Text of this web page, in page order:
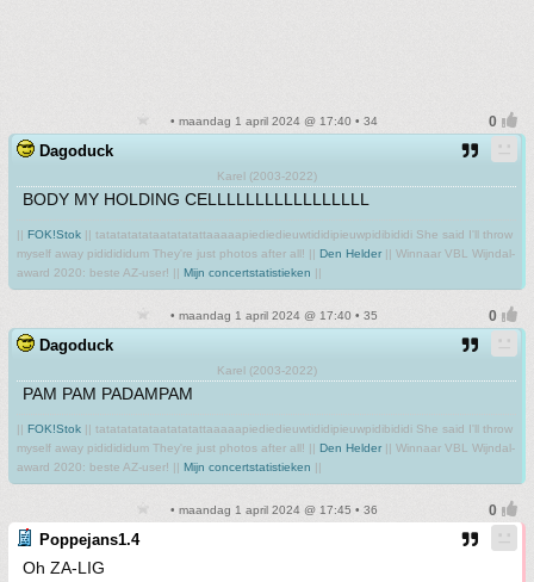
• maandag 1 april 2024 @ 17:40 • 34
Dagoduck
Karel (2003-2022)
BODY MY HOLDING CELLLLLLLLLLLLLLLLL
FOK!Stok || tatatatatataatatatattaaaaapiediedieuwtididipieuwpidibididi She said I'll throw
myself away pididididum They're just photos after all! || Den Helder || Winnaar VBL Wijndal-
award 2020: beste AZ-user! || Mijn concertstatistieken
• maandag 1 april 2024 @ 17:40 • 35
Dagoduck
Karel (2003-2022)
PAM PAM PADAMPAM
FOK!Stok || tatatatatataatatatattaaaaapiediedieuwtididipieuwpidibididi She said I'll throw
myself away pididididum They're just photos after all! || Den Helder || Winnaar VBL Wijndal-
award 2020: beste AZ-user! || Mijn concertstatistieken
• maandag 1 april 2024 @ 17:45 • 36
Poppejans1.4
Oh ZA-LIG